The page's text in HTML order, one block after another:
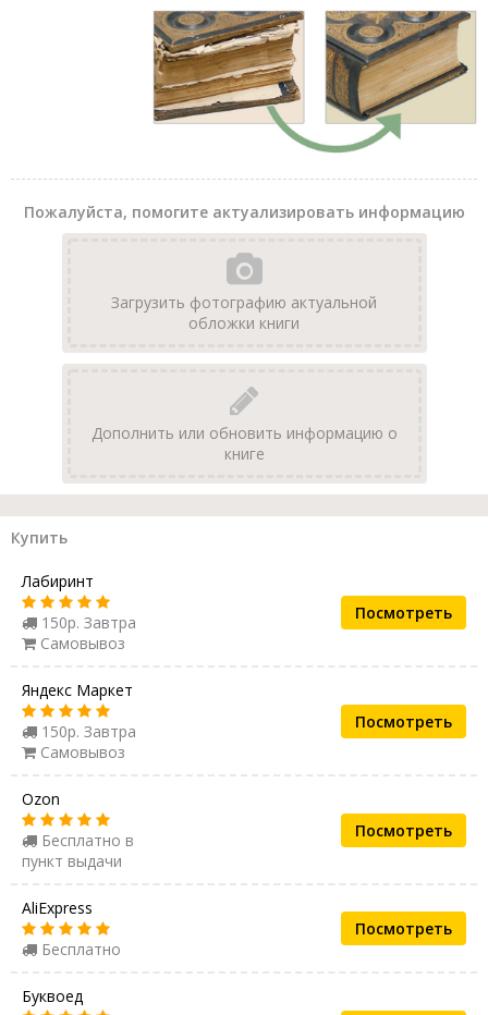
Пожалуйста, помогите актуализировать информацию
Загрузить фотографию актуальной
обложки книги
Дополнить или обновить информацию о
книге
Купить
Лабиринт
150р. Завтра
Самовывоз
Посмотреть
Яндекс Маркет
150р. Завтра
Самовывоз
Посмотреть
Ozon
Бесплатно в
пункт выдачи
Посмотреть
AliExpress
Бесплатно
Посмотреть
Буквоед